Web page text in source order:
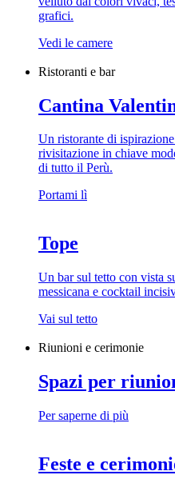
grafici.
Vedi le camere
Ristoranti e bar
Cantina
Un ristorante di
rivisitazione in chiave
di tutto il Perù.
Portami lì
Tope
Un bar sul tetto con vista
messicana e cocktail
Vai sul tetto
Riunioni e cerimonie
Spazi per
Per saperne di più
Feste e